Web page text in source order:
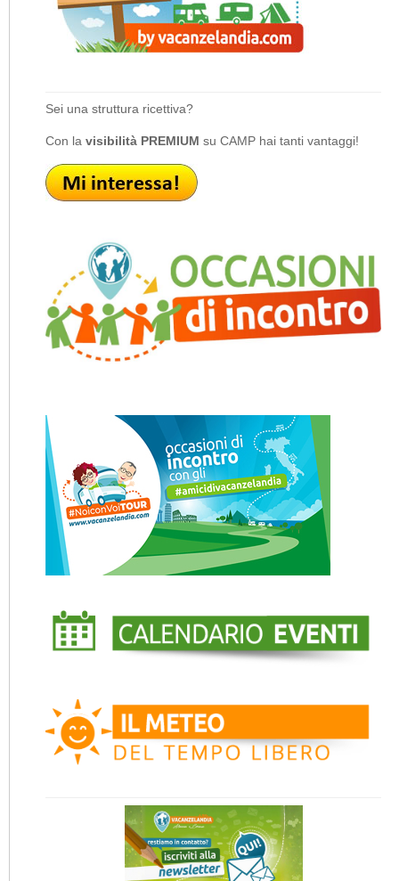
Sei una struttura ricettiva?
Con la visibilità PREMIUM su CAMP hai tanti vantaggi!